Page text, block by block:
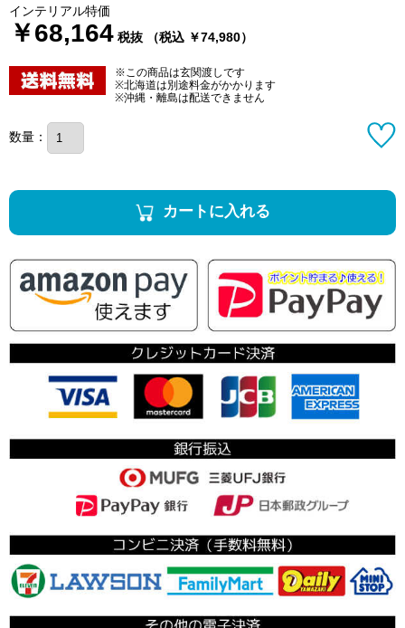
インテリアル特価
￥68,164 税抜 （税込 ￥74,980）
※この商品は玄関渡しです
※北海道は別途料金がかかります
※沖縄・離島は配送できません
数量：
カートに入れる